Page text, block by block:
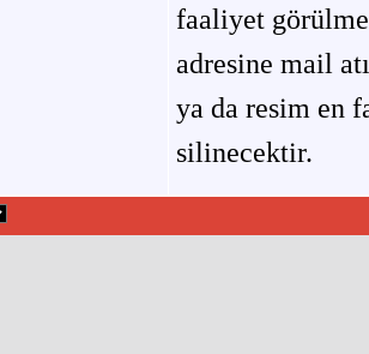
faaliyet
adresine mail
ya da resim en
silinecektir.